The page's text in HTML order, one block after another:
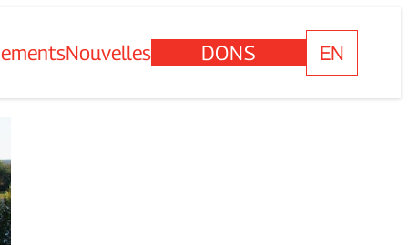
Nouvelles DONS EN